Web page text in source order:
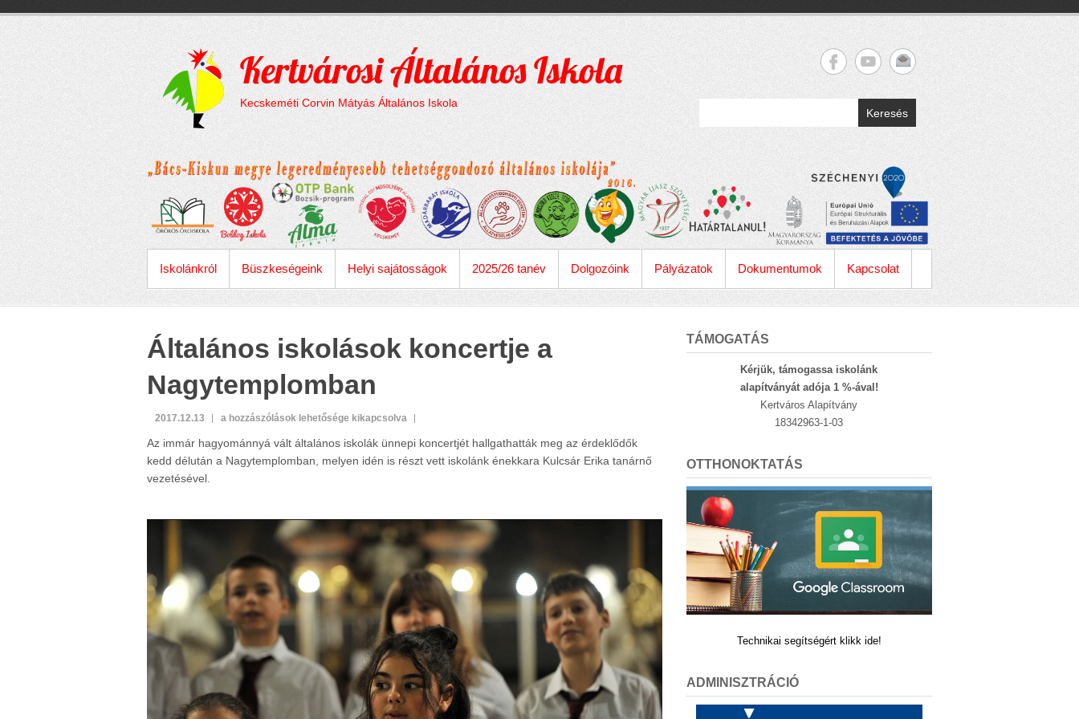
content
Kertvárosi Általános Iskola
Kecskeméti Corvin Mátyás Általános Iskola
Keresés
ELSŐDLEGES MENÜ
Iskolánkról Büszkeségeink Helyi sajátosságok 2025/26 tanév Dolgozóink Pályázatok Dokumentumok Kapcsolat
Általános iskolások koncertje a
Nagytemplomban
2017.12.13
Általános
koncertje
a
a hozzászólások lehetősége kikapcsolva
Az immár hagyománnyá vált általános iskolák ünnepi koncertjét hallgathatták meg az érdeklődők
kedd délután a Nagytemplomban, melyen idén is részt vett iskolánk énekkara Kulcsár Erika tanárnő
vezetésével.
TÁMOGATÁS
Kérjük, támogassa iskolánk
alapítványát adója 1 %-ával!
Kertváros Alapítvány
18342963-1-03
OTTHONOKTATÁS
Technikai segítségért klikk ide!
ADMINISZTRÁCIÓ